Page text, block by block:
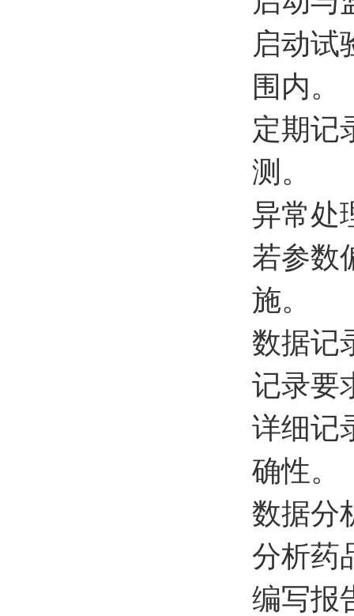
启动试
围内。
定期记
测。
异常处
若参数
施。
数据记
记录要
详细记
确性。
数据分
分析药
编写报